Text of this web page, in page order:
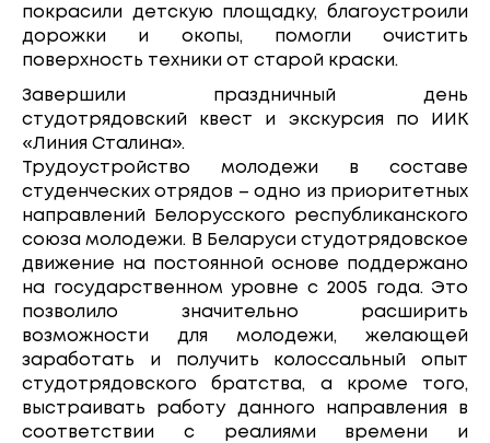
покрасили детскую площадку, благоустроили
дорожки и окопы, помогли очистить
поверхность техники от старой краски.
Завершили праздничный день
студотрядовский квест и экскурсия по ИИК
«Линия Сталина».
Трудоустройство молодежи в составе
студенческих отрядов – одно из приоритетных
направлений Белорусского республиканского
союза молодежи. В Беларуси студотрядовское
движение на постоянной основе поддержано
на государственном уровне с 2005 года. Это
позволило значительно расширить
возможности для молодежи, желающей
заработать и получить колоссальный опыт
студотрядовского братства, а кроме того,
выстраивать работу данного направления в
соответствии с реалиями времени и